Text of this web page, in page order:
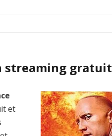
streaming gratuit
et